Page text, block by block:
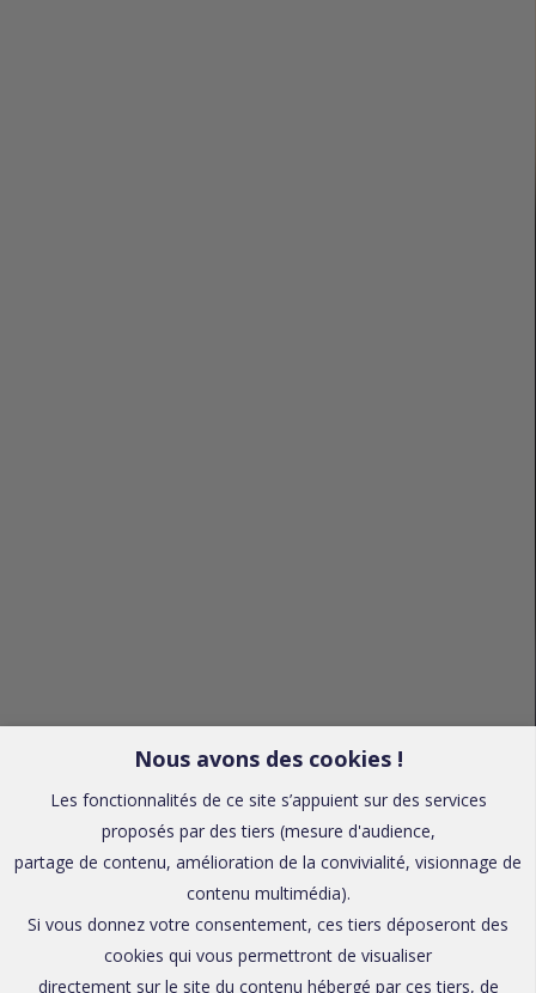
Nous avons des cookies !
Les fonctionnalités de ce site s’appuient sur des services
proposés par des tiers (mesure d'audience,
partage de contenu, amélioration de la convivialité, visionnage de
contenu multimédia).
Si vous donnez votre consentement, ces tiers déposeront des
cookies qui vous permettront de visualiser
directement sur le site du contenu hébergé par ces tiers, de